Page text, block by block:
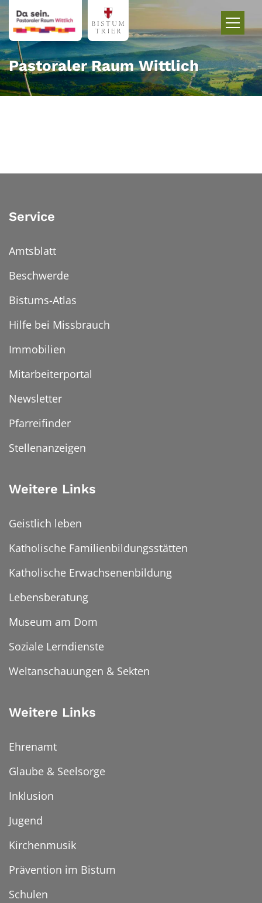
Zum Inhalt springen
Pastoraler Raum Wittlich
Service
Amtsblatt
Beschwerde
Bistums-Atlas
Hilfe bei Missbrauch
Immobilien
Mitarbeiterportal
Newsletter
Pfarreifinder
Stellenanzeigen
Weitere Links
Geistlich leben
Katholische Familienbildungsstätten
Katholische Erwachsenenbildung
Lebensberatung
Museum am Dom
Soziale Lerndienste
Weltanschauungen & Sekten
Weitere Links
Ehrenamt
Glaube & Seelsorge
Inklusion
Jugend
Kirchenmusik
Prävention im Bistum
Schulen